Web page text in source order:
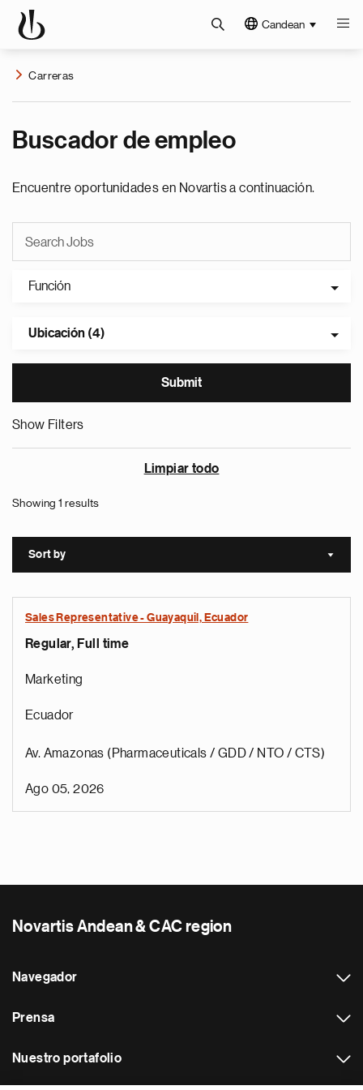
Candean
Carreras
Buscador de empleo
Encuentre oportunidades en Novartis a continuación.
Función
Ubicación (4)
Show Filters
Limpiar todo
Showing 1 results
Sort by Sort
Sales Representative - Guayaquil, Ecuador
Regular, Full time
Marketing
Ecuador
Av. Amazonas (Pharmaceuticals / GDD / NTO / CTS)
Ago 05, 2026
Novartis Andean & CAC region
Navegador
Prensa
Nuestro portafolio